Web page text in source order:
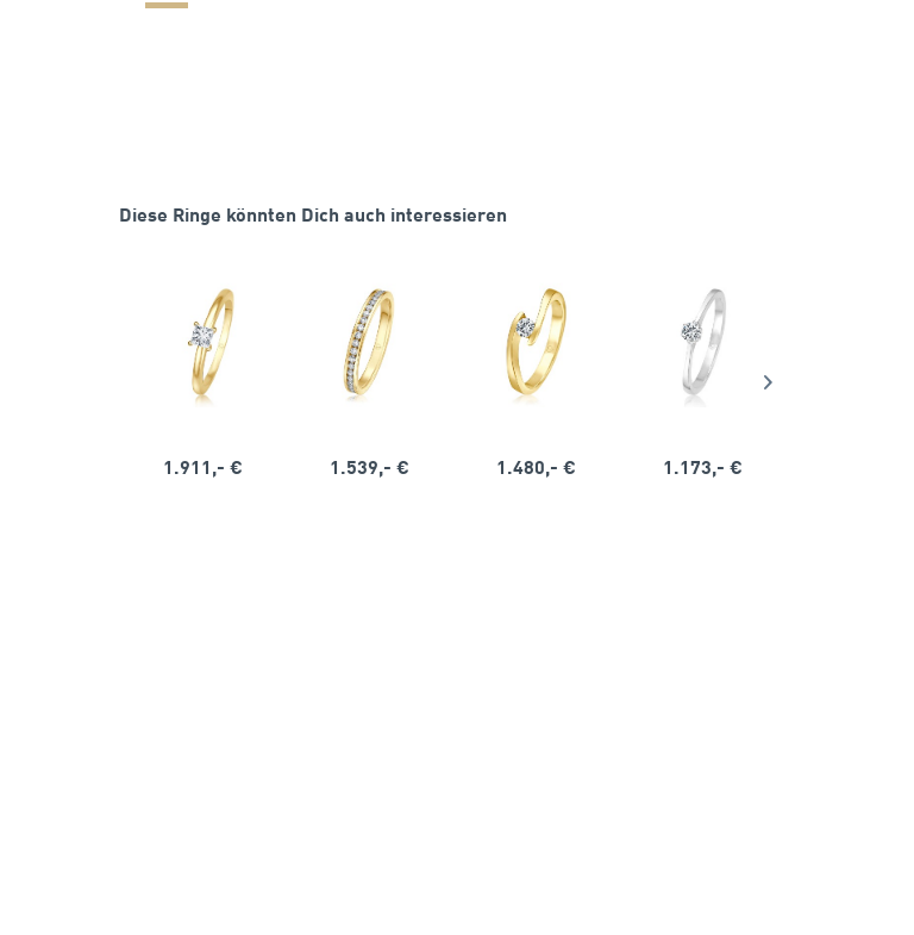
Diese Ringe könnten Dich auch interessieren
1.911,- € 1.539,- € 1.480,- € 1.173,- €